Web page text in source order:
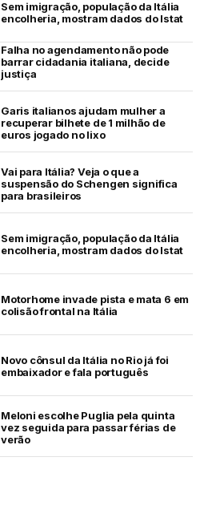
Sem imigração, população da Itália
encolheria, mostram dados do Istat
Falha no agendamento não pode
barrar cidadania italiana, decide
justiça
Garis italianos ajudam mulher a
recuperar bilhete de 1 milhão de
euros jogado no lixo
Vai para Itália? Veja o que a
suspensão do Schengen significa
para brasileiros
Sem imigração, população da Itália
encolheria, mostram dados do Istat
Motorhome invade pista e mata 6 em
colisão frontal na Itália
Novo cônsul da Itália no Rio já foi
embaixador e fala português
Meloni escolhe Puglia pela quinta
vez seguida para passar férias de
verão